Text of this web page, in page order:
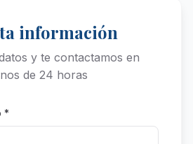
información
y te contactamos en
de 24 horas
*